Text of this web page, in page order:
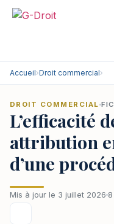
Aller
Accueil›Droit commercial›
DROIT COMMERCIAL
L’efficacité
attribution
d’une
Mis à jour le 3 juillet 2026